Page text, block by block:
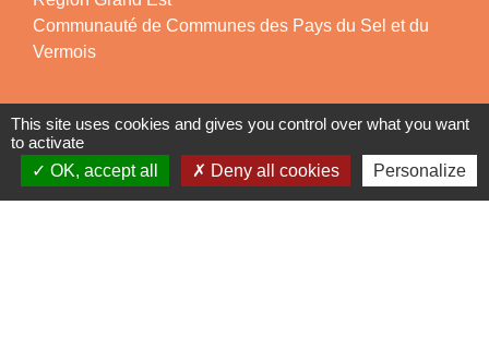
Communauté de Communes des Pays du Sel et du
Vermois
Jumelage
Dielheim (Allemagne)
This site uses cookies and gives you control over what you want
to activate
OK, accept all
Deny all cookies Personalize